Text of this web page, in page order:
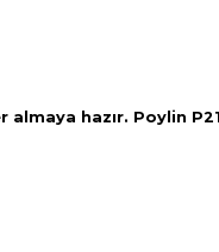
hazır. Poylin